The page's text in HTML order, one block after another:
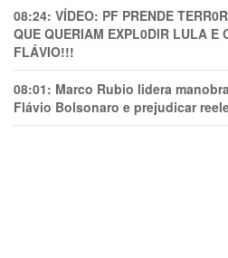
08:24: VÍDEO: PF PRENDE
QUE QUERIAM EXPL0DlR LULA E
FLÁVIO!!!
08:01: Marco Rubio lidera
Flávio Bolsonaro e prejudicar